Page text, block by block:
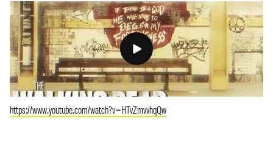
https://www.youtube.com/watch?v=HTvZmvvhqQw